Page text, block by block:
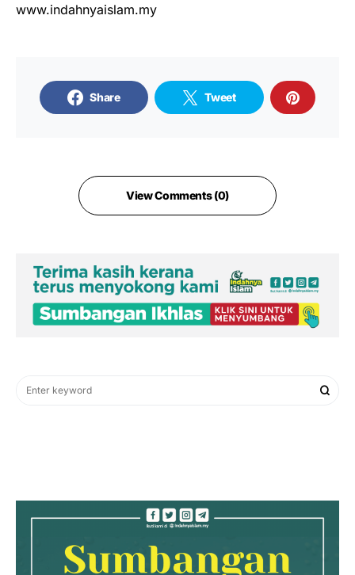
www.indahnyaislam.my
Share Tweet
View Comments (0)